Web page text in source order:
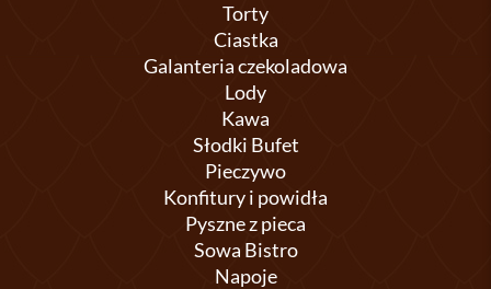
Torty
Ciastka
Galanteria czekoladowa
Lody
Kawa
Słodki Bufet
Pieczywo
Konfitury i powidła
Pyszne z pieca
Sowa Bistro
Napoje